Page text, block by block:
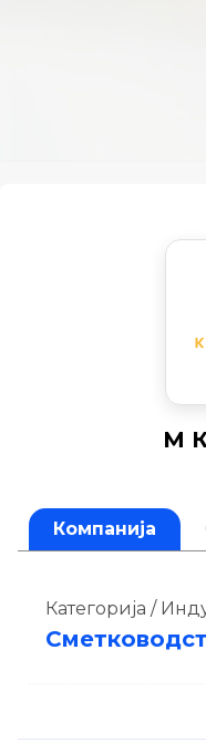
М
Компанија
Категорија /